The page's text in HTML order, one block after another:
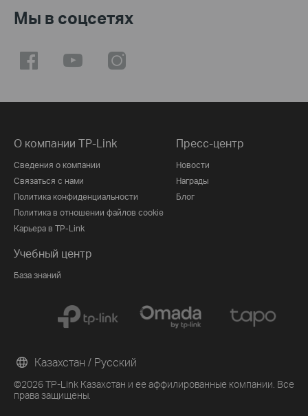
Мы в соцсетях
О компании TP-Link
Сведения о компании
Связаться с нами
Политика конфиденциальности
Политика в отношении файлов cookie
Карьера в TP-Link
Пресс-центр
Новости
Награды
Блог
Учебный центр
База знаний
©2026 TP-Link Казахстан и ее аффилированные компании. Все
права защищены.
Казахстан / Русский